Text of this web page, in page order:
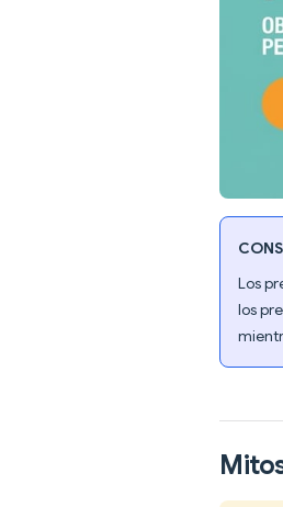
Los
los